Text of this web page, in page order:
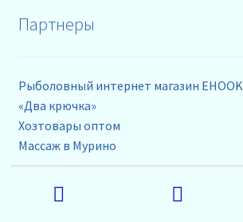
Партнеры
Рыболовный интернет магазин EHOOK
«Два крючка»
Хозтовары оптом
Массаж в Мурино